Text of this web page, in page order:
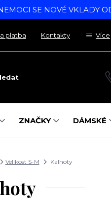
SE NOVÉ VKLADY
platba Kontakty Více
ZNAČKY DÁMSKÉ
Velikost S-M Kalhoty